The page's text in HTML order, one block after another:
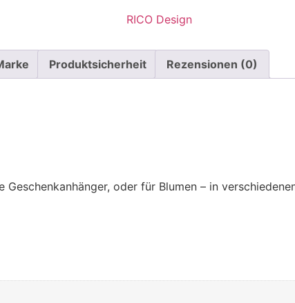
RICO Design
Produktsicherheit Rezensionen (0)
oder für Blumen – in